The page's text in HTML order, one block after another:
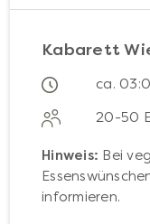
Kabarett
ca.
20-50
Hinweis: Bei
informieren.